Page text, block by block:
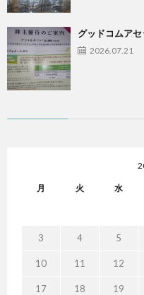
グッドコムア
2026.07.21
月 火 水
3 4 5
10 11 12
17 18 19